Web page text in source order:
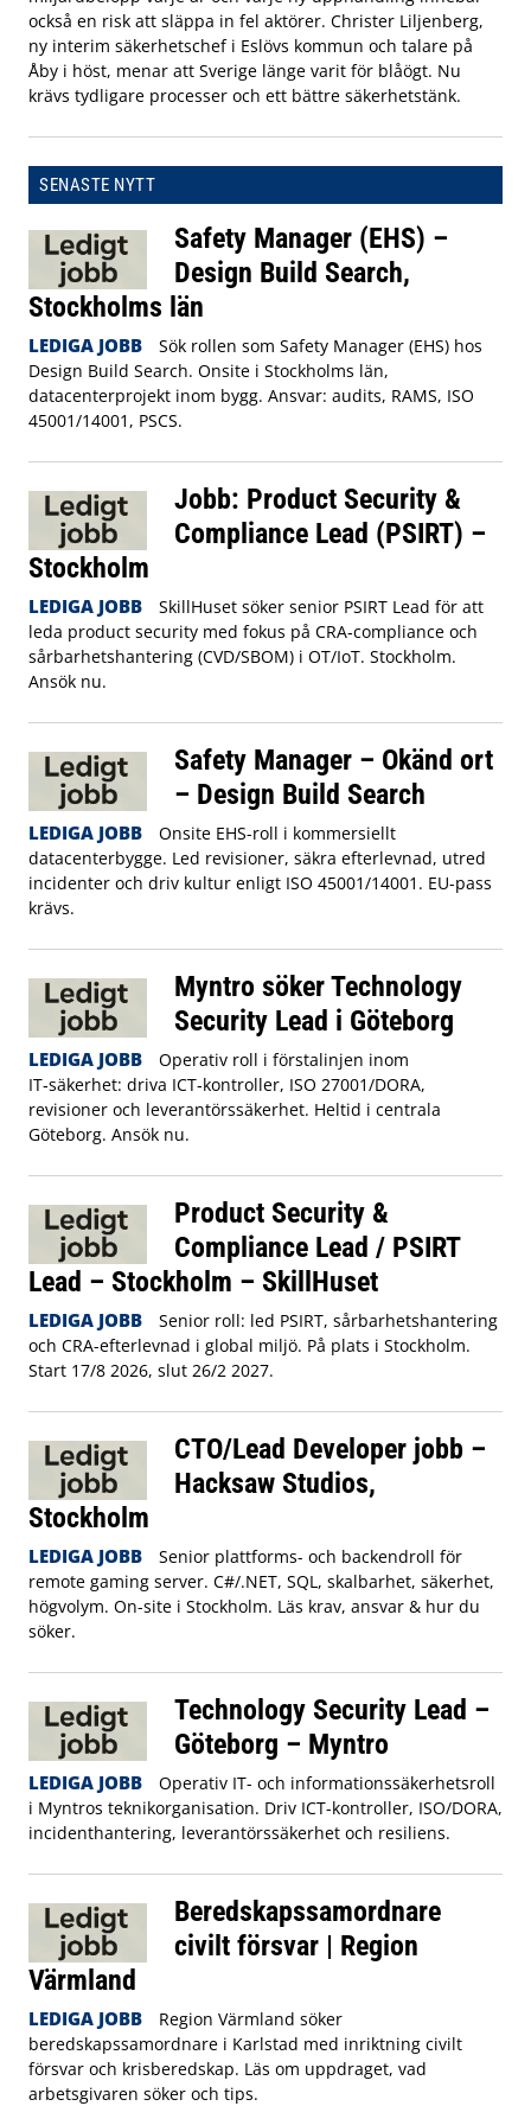
också en risk att släppa in fel aktörer. Christer Liljenberg,
ny interim säkerhetschef i Eslövs kommun och talare på
Åby i höst, menar att Sverige länge varit för blåögt. Nu
krävs tydligare processer och ett bättre säkerhetstänk.
SENASTE NYTT
Safety Manager (EHS) –
Design Build Search,
Stockholms län
LEDIGA JOBB
Sök rollen som Safety Manager (EHS) hos
Design Build Search. Onsite i Stockholms län,
datacenterprojekt inom bygg. Ansvar: audits, RAMS, ISO
45001/14001, PSCS.
Jobb: Product Security &
Compliance Lead (PSIRT) –
Stockholm
LEDIGA JOBB
SkillHuset söker senior PSIRT Lead för att
leda product security med fokus på CRA‑compliance och
sårbarhetshantering (CVD/SBOM) i OT/IoT. Stockholm.
Ansök nu.
Safety Manager – Okänd ort
– Design Build Search
LEDIGA JOBB
Onsite EHS-roll i kommersiellt
datacenterbygge. Led revisioner, säkra efterlevnad, utred
incidenter och driv kultur enligt ISO 45001/14001. EU-pass
krävs.
Myntro söker Technology
Security Lead i Göteborg
LEDIGA JOBB
Operativ roll i förstalinjen inom
IT‑säkerhet: driva ICT‑kontroller, ISO 27001/DORA,
revisioner och leverantörssäkerhet. Heltid i centrala
Göteborg. Ansök nu.
Product Security &
Compliance Lead / PSIRT
Lead – Stockholm – SkillHuset
LEDIGA JOBB
Senior roll: led PSIRT, sårbarhetshantering
och CRA-efterlevnad i global miljö. På plats i Stockholm.
Start 17/8 2026, slut 26/2 2027.
CTO/Lead Developer jobb –
Hacksaw Studios,
Stockholm
LEDIGA JOBB
Senior plattforms- och backendroll för
remote gaming server. C#/.NET, SQL, skalbarhet, säkerhet,
högvolym. On-site i Stockholm. Läs krav, ansvar & hur du
söker.
Technology Security Lead –
Göteborg – Myntro
LEDIGA JOBB
Operativ IT- och informationssäkerhetsroll
i Myntros teknikorganisation. Driv ICT-kontroller, ISO/DORA,
incidenthantering, leverantörssäkerhet och resiliens.
Beredskapssamordnare
civilt försvar | Region
Värmland
LEDIGA JOBB
Region Värmland söker
beredskapssamordnare i Karlstad med inriktning civilt
försvar och krisberedskap. Läs om uppdraget, vad
arbetsgivaren söker och tips.